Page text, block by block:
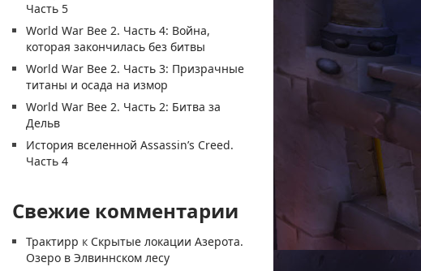
Часть 5
World War Bee 2. Часть 4: Война,
которая закончилась без битвы
World War Bee 2. Часть 3: Призрачные
титаны и осада на измор
World War Bee 2. Часть 2: Битва за
Дельв
История вселенной Assassin’s Creed.
Часть 4
Свежие комментарии
Трактирр к Скрытые локации Азерота.
Озеро в Элвиннском лесу